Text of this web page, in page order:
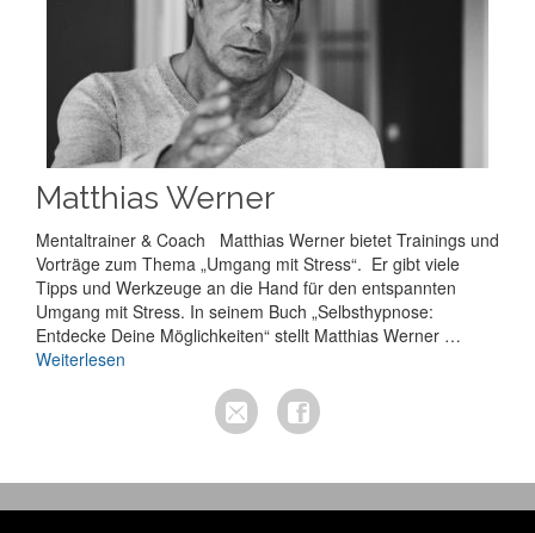
Matthias Werner
Mentaltrainer & Coach Matthias Werner bietet Trainings und
Vorträge zum Thema „Umgang mit Stress“. Er gibt viele
Tipps und Werkzeuge an die Hand für den entspannten
Umgang mit Stress. In seinem Buch „Selbsthypnose:
Entdecke Deine Möglichkeiten“ stellt Matthias Werner …
Weiterlesen